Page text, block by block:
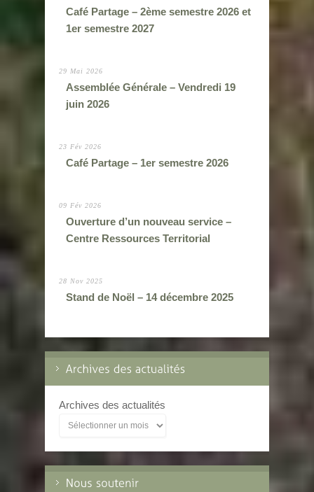
Café Partage – 2ème semestre 2026 et
1er semestre 2027
29 Mai 2026
Assemblée Générale – Vendredi 19
juin 2026
23 Fév 2026
Café Partage – 1er semestre 2026
09 Fév 2026
Ouverture d’un nouveau service –
Centre Ressources Territorial
28 Nov 2025
Stand de Noël – 14 décembre 2025
Archives des actualités